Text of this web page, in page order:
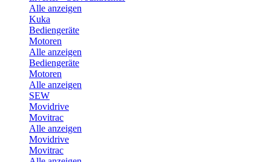
Alle anzeigen
Kuka
Bediengeräte
Motoren
Alle anzeigen
Bediengeräte
Motoren
Alle anzeigen
SEW
Movidrive
Movitrac
Alle anzeigen
Movidrive
Movitrac